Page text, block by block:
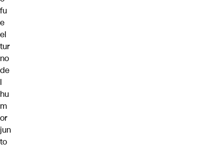
fu
e
el
tur
no
de
l
hu
m
or
jun
to